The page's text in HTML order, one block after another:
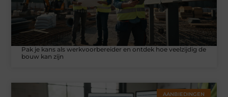
Pak je kans als werkvoorbereider en ontdek hoe veelzijdig de
bouw kan zijn
AANBIEDINGEN